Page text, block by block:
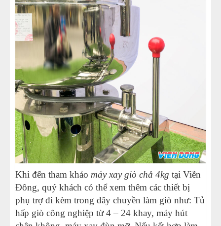
Khi đến tham khảo máy xay giò chả 4kg tại Viễn
Đông, quý khách có thể xem thêm các thiết bị
phụ trợ đi kèm trong dây chuyền làm giò như: Tủ
hấp giò công nghiệp từ 4 – 24 khay, máy hút